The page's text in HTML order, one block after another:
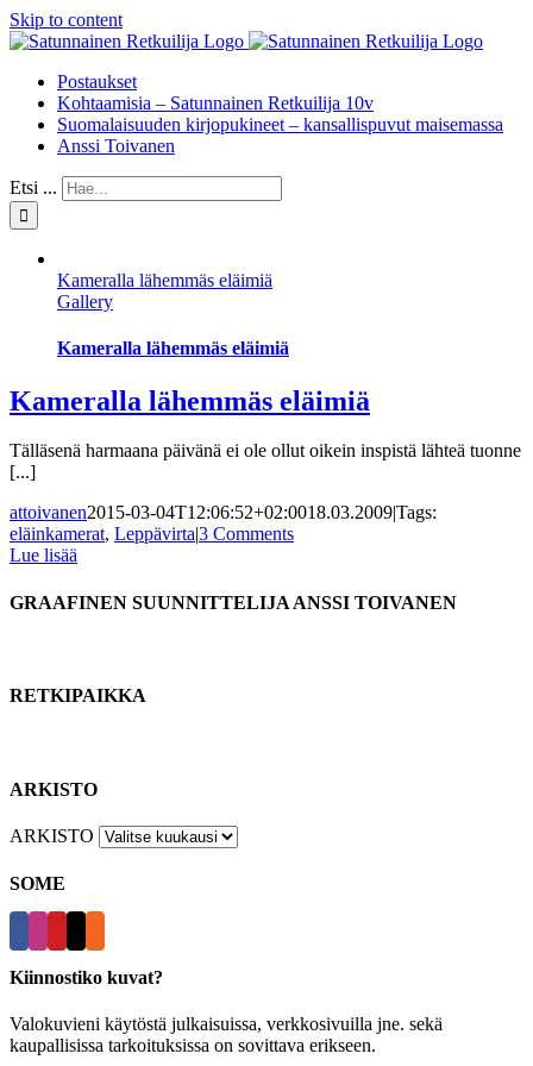
Skip to content
Postaukset
Kohtaamisia – Satunnainen Retkuilija 10v
Suomalaisuuden kirjopukineet – kansallispuvut maisemassa
Anssi Toivanen
Etsi ...
Kameralla lähemmäs eläimiä
Gallery
Kameralla lähemmäs eläimiä
Kameralla lähemmäs eläimiä
Tälläsenä harmaana päivänä ei ole ollut oikein inspistä lähteä tuonne
[...]
attoivanen2015-03-04T12:06:52+02:0018.03.2009|Tags:
eläinkamerat, Leppävirta|3 Comments
Lue lisää
GRAAFINEN SUUNNITTELIJA ANSSI TOIVANEN
RETKIPAIKKA
ARKISTO
ARKISTO
SOME
Kiinnostiko kuvat?
Valokuvieni käytöstä julkaisuissa, verkkosivuilla jne. sekä
kaupallisissa tarkoituksissa on sovittava erikseen.